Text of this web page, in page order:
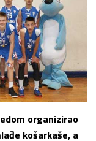
organizirao
košarkaše, a